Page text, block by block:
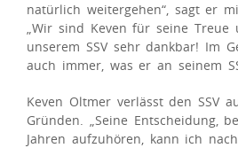
natürlich weitergehen“, sagt er
„Wir sind Keven für seine
unserem SSV sehr dankbar! Im
auch immer, was er an seinem
Keven Oltmer verlässt den SSV
Gründen. „Seine Entscheidung,
Jahren aufzuhören, kann ich